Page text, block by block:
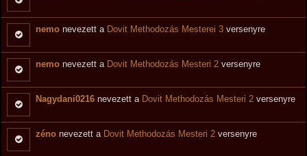
nemo nevezett a Dovit Methodozás Mesterei 3 versenyre
nemo nevezett a Dovit Methodozás Mesteri 2 versenyre
Nagydani0216 nevezett a Dovit Methodozás Mesteri 2 versenyre
zéno nevezett a Dovit Methodozás Mesteri 2 versenyre